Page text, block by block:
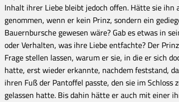
Inhalt ihrer Liebe bleibt jedoch offen. Hätte sie ihn
genommen, wenn er kein Prinz, sondern ein
Bauernbursche gewesen wäre? Gab es etwas in
oder Verhalten, was ihre Liebe entfachte? Der
Frage stellen lassen, warum er sie, in die er sich
hatte, erst wieder erkannte, nachdem feststand,
ihren Fuß der Pantoffel passte, den sie im Schloss
gelassen hatte. Bis dahin hätte er auch mit einer